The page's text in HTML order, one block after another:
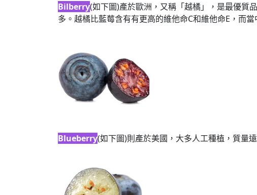
Bilberry(如下圖)產於歐洲，又稱「越橘」，是最優質
多。越橘比藍莓含有有更高的維他命C和維他命E，而
Blueberry(如下圖)則產於美國，大多人工種植，質量